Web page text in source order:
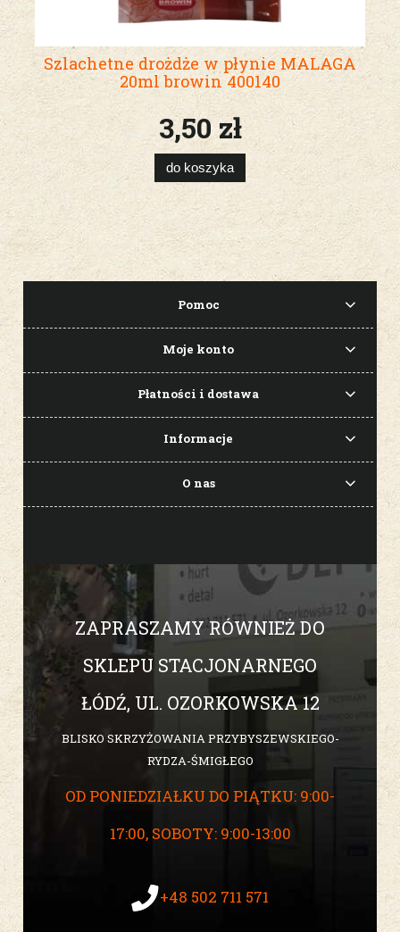
Szlachetne drożdże w płynie MALAGA
20ml browin 400140
3,50 zł
do koszyka
Pomoc
Moje konto
Płatności i dostawa
Informacje
O nas
ZAPRASZAMY RÓWNIEŻ DO
SKLEPU STACJONARNEGO
ŁÓDŹ, UL. OZORKOWSKA 12
BLISKO SKRZYŻOWANIA PRZYBYSZEWSKIEGO-
RYDZA-ŚMIGŁEGO
OD PONIEDZIAŁKU DO PIĄTKU: 9:00-
17:00, SOBOTY: 9:00-13:00
+48 502 711 571